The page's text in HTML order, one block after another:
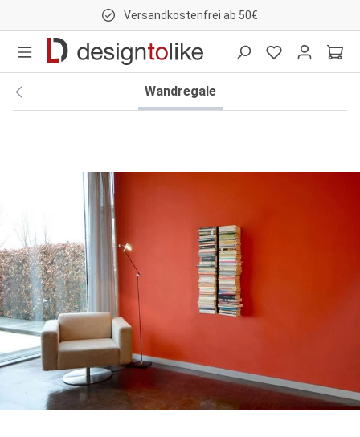
Versandkostenfrei ab 50€
Wandregale